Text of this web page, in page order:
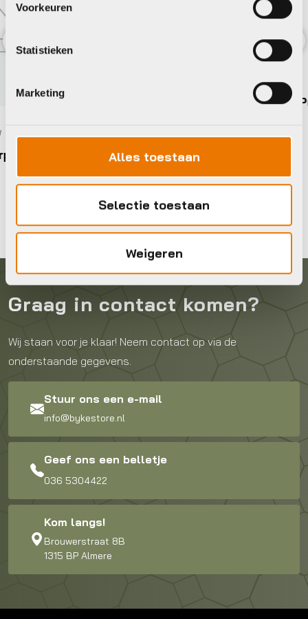
Voorkeuren
Statistieken
Marketing
Alles toestaan
Selectie toestaan
Weigeren
Bontrager Stuurpen Kovee Pro 35
€89,99
Op voorraad in winkel
€
Graag in contact komen?
Wij staan voor je klaar! Neem contact op via de
onderstaande gegevens.
Stuur ons een e-mail
info@bykestore.nl
Geef ons een belletje
036 5304422
Kom langs!
Brouwerstraat 8B
1315 BP Almere